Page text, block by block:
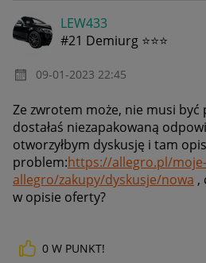
LEW433
#21 Demiurg ⭐⭐⭐
‎09-01-2023 22:45
Ze zwrotem może, nie musi
dostałaś niezapakowaną
otworzyłbym dyskusję i tam
problem:https://allegro.pl/moje-
allegro/zakupy/dyskusje/nowa ,
w opisie oferty?
0 W PUNKT!